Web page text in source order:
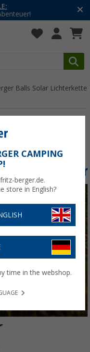
Schuhe
20SSV
Balls Solar Lichterkette
50 LED
CAMPING
berger.de.
store in English?
time in the webshop.